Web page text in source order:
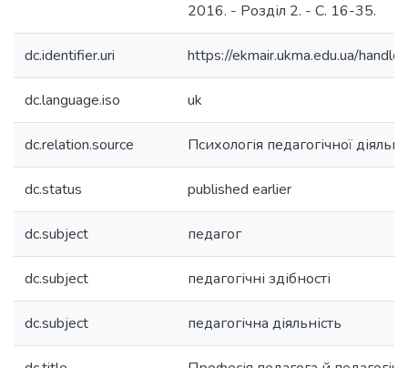
2016. - Розділ 2. - С. 16-35.
dc.identifier.uri https://ekmair.ukma.edu.ua/
dc.language.iso uk
dc.relation.source Психологія педагогічної
dc.status published earlier
dc.subject педагог
dc.subject педагогічні здібності
dc.subject педагогічна діяльність